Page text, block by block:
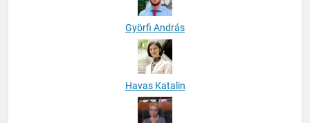
Györfi András
Havas Katalin